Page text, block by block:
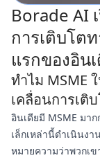
Borade AI
การเติบโต
แรกของอิน
ทำไม MSME
เคลื่อนการเติ
อินเดียมี MSME มา
เล็กเหล่านี้ดำเนินง
หมายความว่าพวกเ